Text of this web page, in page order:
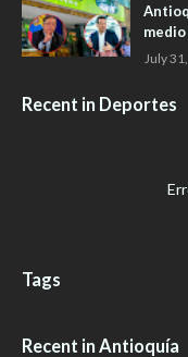
July
Recent in Deportes
Tags
Recent in Antioquía